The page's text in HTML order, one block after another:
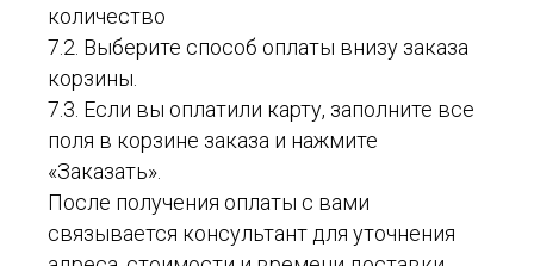
количество
7.2. Выберите способ оплаты внизу заказа
корзины.
7.3. Если вы оплатили карту, заполните все
поля в корзине заказа и нажмите
«Заказать».
После получения оплаты с вами
связывается консультант для уточнения